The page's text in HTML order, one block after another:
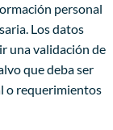
personal
Los datos
una validación de
que deba ser
o requerimientos